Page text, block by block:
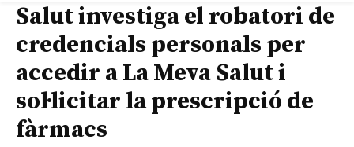
Salut investiga el robatori de
credencials personals per
accedir a La Meva Salut i
sol·licitar la prescripció de
fàrmacs